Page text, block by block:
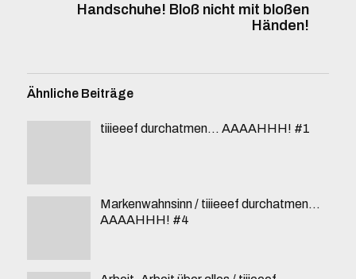
Handschuhe! Bloß nicht mit bloßen
Händen!
Ähnliche Beiträge
tiiieeef durchatmen… AAAAHHH! #1
Markenwahnsinn / tiiieeef durchatmen…
AAAAHHH! #4